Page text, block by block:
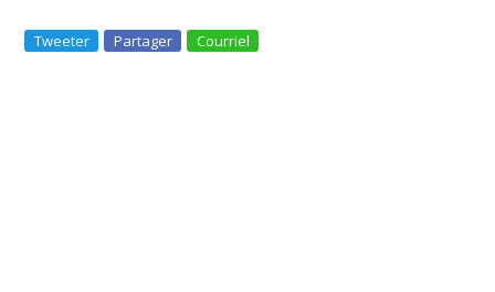
Tweeter Partager Courriel